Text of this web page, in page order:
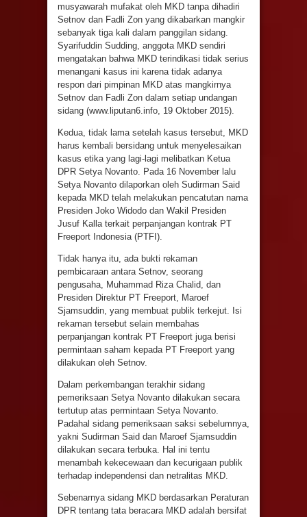
musyawarah mufakat oleh MKD tanpa dihadiri
Setnov dan Fadli Zon yang dikabarkan mangkir
sebanyak tiga kali dalam panggilan sidang.
Syarifuddin Sudding, anggota MKD sendiri
mengatakan bahwa MKD terindikasi tidak serius
menangani kasus ini karena tidak adanya
respon dari pimpinan MKD atas mangkirnya
Setnov dan Fadli Zon dalam setiap undangan
sidang (www.liputan6.info, 19 Oktober 2015).
Kedua, tidak lama setelah kasus tersebut, MKD
harus kembali bersidang untuk menyelesaikan
kasus etika yang lagi-lagi melibatkan Ketua
DPR Setya Novanto. Pada 16 November lalu
Setya Novanto dilaporkan oleh Sudirman Said
kepada MKD telah melakukan pencatutan nama
Presiden Joko Widodo dan Wakil Presiden
Jusuf Kalla terkait perpanjangan kontrak PT
Freeport Indonesia (PTFI).
Tidak hanya itu, ada bukti rekaman
pembicaraan antara Setnov, seorang
pengusaha, Muhammad Riza Chalid, dan
Presiden Direktur PT Freeport, Maroef
Sjamsuddin, yang membuat publik terkejut. Isi
rekaman tersebut selain membahas
perpanjangan kontrak PT Freeport juga berisi
permintaan saham kepada PT Freeport yang
dilakukan oleh Setnov.
Dalam perkembangan terakhir sidang
pemeriksaan Setya Novanto dilakukan secara
tertutup atas permintaan Setya Novanto.
Padahal sidang pemeriksaan saksi sebelumnya,
yakni Sudirman Said dan Maroef Sjamsuddin
dilakukan secara terbuka. Hal ini tentu
menambah kekecewaan dan kecurigaan publik
terhadap independensi dan netralitas MKD.
Sebenarnya sidang MKD berdasarkan Peraturan
DPR tentang tata beracara MKD adalah bersifat